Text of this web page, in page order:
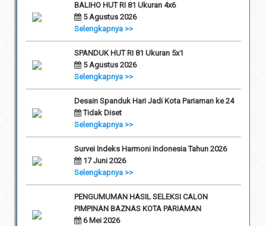
BALIHO HUT RI 81 Ukuran 4x6
5 Agustus 2026
Selengkapnya >>
SPANDUK HUT RI 81 Ukuran 5x1
5 Agustus 2026
Selengkapnya >>
Desain Spanduk Hari Jadi Kota Pariaman ke 24
Tidak Diset
Selengkapnya >>
Survei Indeks Harmoni Indonesia Tahun 2026
17 Juni 2026
Selengkapnya >>
PENGUMUMAN HASIL SELEKSI CALON
PIMPINAN BAZNAS KOTA PARIAMAN
6 Mei 2026